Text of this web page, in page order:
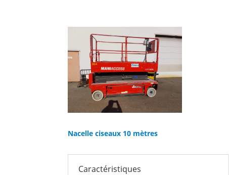
Nacelle ciseaux 10 mètres
Caractéristiques